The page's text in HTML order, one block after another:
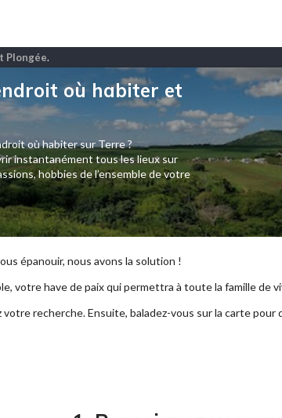
Plongée.
où habiter et
où habiter sur Terre ?
instantanément tous les lieux sur
hobbies de l’ensemble de votre
épanouir, nous avons la solution !
votre have de paix qui permettra à toute la famille
recherche. Ensuite, baladez-vous sur la carte